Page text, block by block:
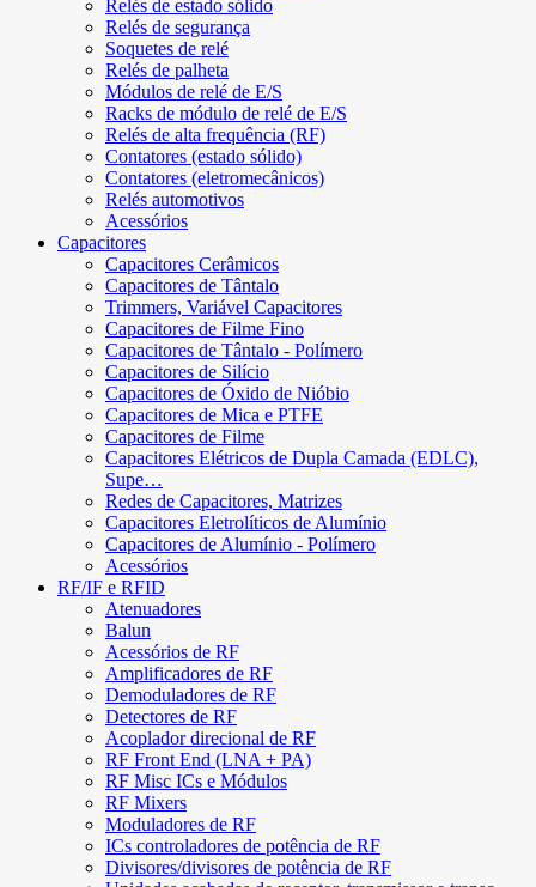
Relés de estado sólido
Relés de segurança
Soquetes de relé
Relés de palheta
Módulos de relé de E/S
Racks de módulo de relé de E/S
Relés de alta frequência (RF)
Contatores (estado sólido)
Contatores (eletromecânicos)
Relés automotivos
Acessórios
Capacitores
Capacitores Cerâmicos
Capacitores de Tântalo
Trimmers, Variável Capacitores
Capacitores de Filme Fino
Capacitores de Tântalo - Polímero
Capacitores de Silício
Capacitores de Óxido de Nióbio
Capacitores de Mica e PTFE
Capacitores de Filme
Capacitores Elétricos de Dupla Camada (EDLC),
Supe…
Redes de Capacitores, Matrizes
Capacitores Eletrolíticos de Alumínio
Capacitores de Alumínio - Polímero
Acessórios
RF/IF e RFID
Atenuadores
Balun
Acessórios de RF
Amplificadores de RF
Demoduladores de RF
Detectores de RF
Acoplador direcional de RF
RF Front End (LNA + PA)
RF Misc ICs e Módulos
RF Mixers
Moduladores de RF
ICs controladores de potência de RF
Divisores/divisores de potência de RF